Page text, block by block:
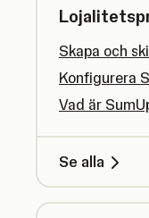
Skapa och
Konfigurera
Vad är
Se alla